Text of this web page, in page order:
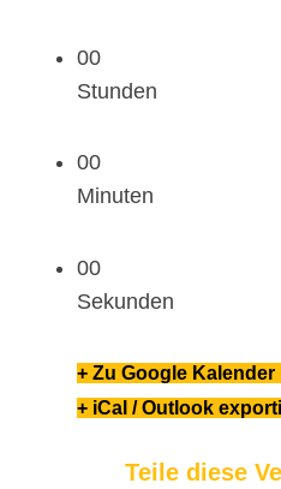
00
Stunden
00
Minuten
00
Sekunden
+ Zu Google
+ iCal / Outlook
Teile diese